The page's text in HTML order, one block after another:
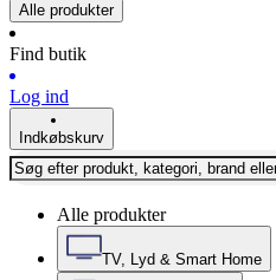
Alle produkter
Find butik
Log ind
Indkøbskurv
Alle produkter
TV, Lyd & Smart Home